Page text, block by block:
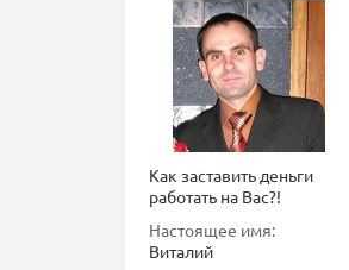
Как заставить деньги
работать на Вас?!
Настоящее имя:
Виталий